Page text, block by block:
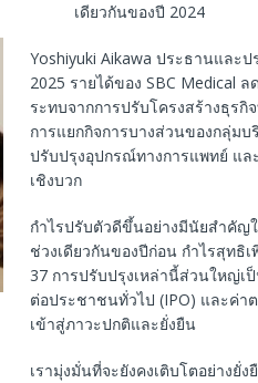
เดียวกันของปี 2024
Yoshiyuki Aikawa ประธานและ
2025 รายได้ของ SBC Medical
ระทบจากการปรับโครงสร้างธุร
การแยกกิจการบางส่วนของกลุ่ม
ปรับปรุงอุปกรณ์ทางการแพทย์ แล
เชิงบวก
กำไรปรับตัวดีขึ้นอย่างมีนัยสำคัญ
ช่วงเดียวกันของปีก่อน กำไรสุทธิ
37 การปรับปรุงเหล่านี้ส่วนใหญ่เ
ต่อประชาชนทั่วไป (IPO) และค่
เข้าสู่ภาวะปกติและยั่งยืน
เรามุ่งมั่นที่จะยังคงเติบโตอย่าง